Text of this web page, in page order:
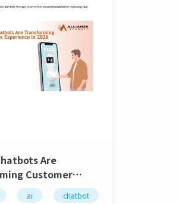
人工知能 vision transformer
Are
Customer
in 2026
ai chatbot